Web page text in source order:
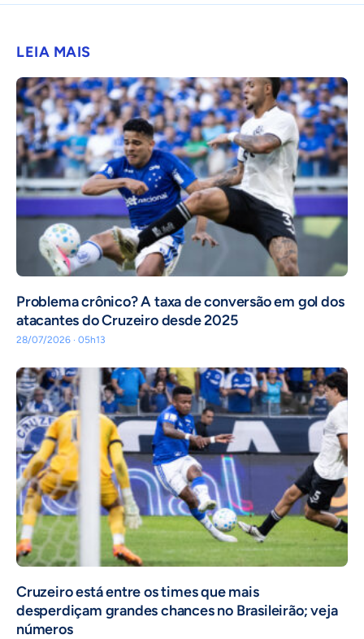
LEIA MAIS
Problema crônico? A taxa de conversão em gol dos
atacantes do Cruzeiro desde 2025
28/07/2026 · 05h13
Cruzeiro está entre os times que mais
desperdiçam grandes chances no Brasileirão; veja
números